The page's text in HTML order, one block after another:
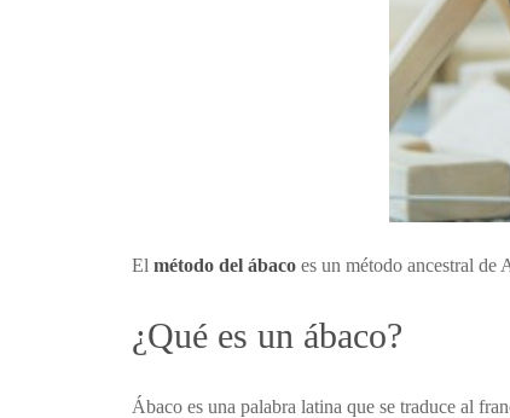
El método del ábaco es un método ancestral de
¿Qué es un ábaco?
Ábaco es una palabra latina que se traduce al